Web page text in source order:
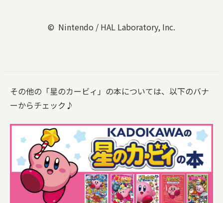
© Nintendo / HAL Laboratory, Inc.
その他の「星のカービィ」の本については、以下のバナ
ーからチェック♪